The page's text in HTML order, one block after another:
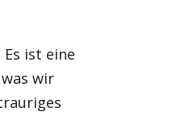
ist eine
wir